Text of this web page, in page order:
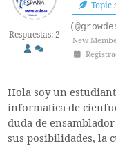
Respuestas: 2
Topic
New
Hola soy un
informatica de
duda de
sus posibilidades, la